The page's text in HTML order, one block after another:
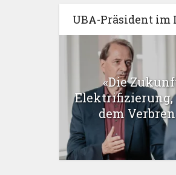
UBA-Präsident
«Die
Elektrifizierung,
dem